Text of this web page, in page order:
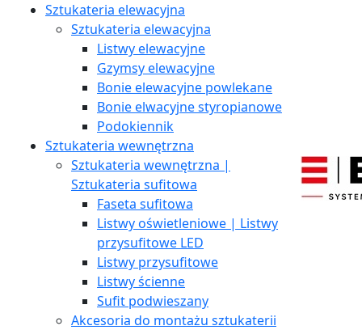
Sztukateria elewacyjna
Sztukateria elewacyjna
Listwy elewacyjne
Gzymsy elewacyjne
Bonie elewacyjne powlekane
Bonie elwacyjne styropianowe
Podokiennik
Sztukateria wewnętrzna
Sztukateria wewnętrzna |
Sztukateria sufitowa
Faseta sufitowa
Listwy oświetleniowe | Listwy
przysufitowe LED
Listwy przysufitowe
Listwy ścienne
Sufit podwieszany
Akcesoria do montażu sztukaterii